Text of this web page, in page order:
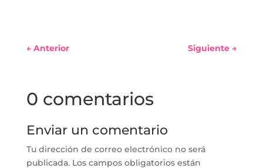
← Anterior Siguiente →
0 comentarios
Enviar un comentario
Tu dirección de correo electrónico no será
publicada. Los campos obligatorios están